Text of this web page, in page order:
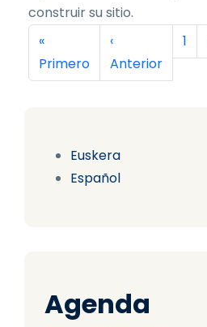
Euskera
Español
Agenda
construir su sitio.
Paginación
Primera página
«
Primero
Página anterior
‹
Anterior
1